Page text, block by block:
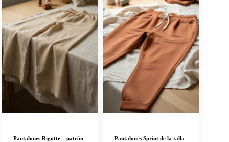
Pantalones Rigotte – patrón
Pantalones Sprint de la talla